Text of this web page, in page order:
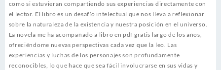
como si estuvieran compartiendo sus experiencias directamente con
el lector. El libro es un desafío intelectual que nos lleva a reflexionar
sobre la naturaleza de la existencia y nuestra posición en el universo.
La novela me ha acompañado a libro en pdf gratis largo de los años,
ofreciéndome nuevas perspectivas cada vez que la leo. Las
experiencias y luchas de los personajes son profundamente
reconocibles, lo que hace que sea fácil involucrarse en sus vidas y